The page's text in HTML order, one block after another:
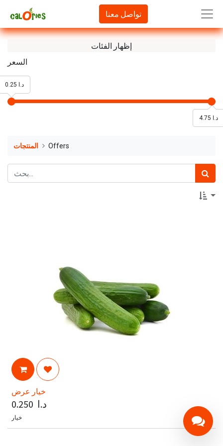
تواصل معنا
إظهار الفئات
السعر
4.75 د.ا
0.25 د.ا
المنتجات Offers
خيار عرض
0.250 د.ا
خيار